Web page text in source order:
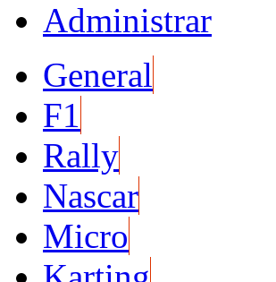
Administrar
General
F1
Rally
Nascar
Micro